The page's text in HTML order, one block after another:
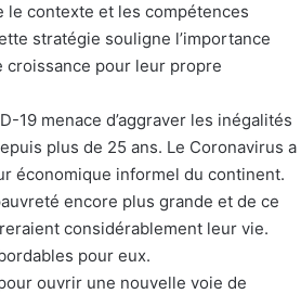
le contexte et les compétences
stratégie souligne l’importance
croissance pour leur propre
19 menace d’aggraver les inégalités
plus de 25 ans. Le Coronavirus a
économique informel du continent.
encore plus grande et de ce
considérablement leur vie.
pour eux.
ouvrir une nouvelle voie de